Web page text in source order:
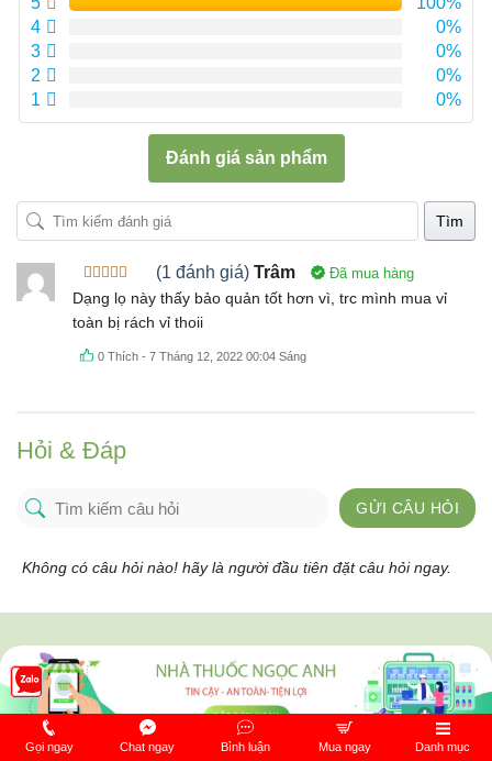
4
0%
3
0%
2
0%
1
0%
Đánh giá sản phẩm
Tìm
Được xếp
hạng55
sao
(1 đánh giá) Trâm Đã mua hàng
Dạng lọ này thấy bảo quản tốt hơn vì, trc mình mua vỉ
toàn bị rách vỉ thoii
0 Thích -7 Tháng 12, 2022 00:04 Sáng
Hỏi & Đáp
GỬI CÂU HỎI
Không có câu hỏi nào! hãy là người đầu tiên đặt câu hỏi ngay.
Gọi ngay Chat ngay Bình luận Mua ngay Danh mục